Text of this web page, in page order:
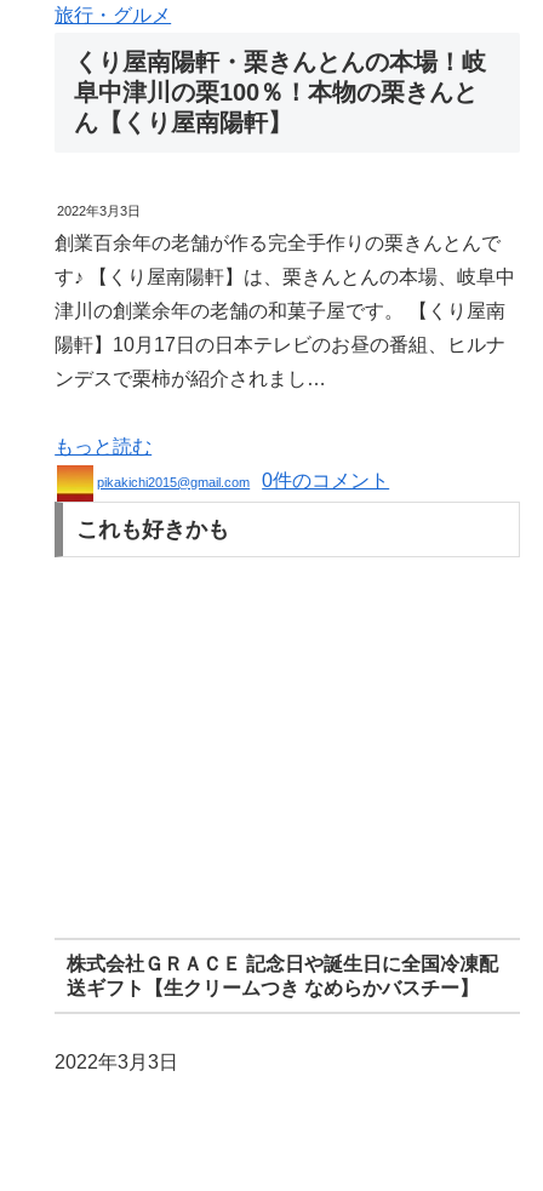
旅行・グルメ
くり屋南陽軒・栗きんとんの本場！岐
阜中津川の栗100％！本物の栗きんと
ん【くり屋南陽軒】
2022年3月3日
創業百余年の老舗が作る完全手作りの栗きんとんで
す♪ 【くり屋南陽軒】は、栗きんとんの本場、岐阜中
津川の創業余年の老舗の和菓子屋です。 【くり屋南
陽軒】10月17日の日本テレビのお昼の番組、ヒルナ
ンデスで栗柿が紹介されまし…
もっと読む
pikakichi2015@gmail.com 0件のコメント
これも好きかも
株式会社ＧＲＡＣＥ 記念日や誕生日に全国冷凍配
送ギフト【生クリームつき なめらかバスチー】
2022年3月3日